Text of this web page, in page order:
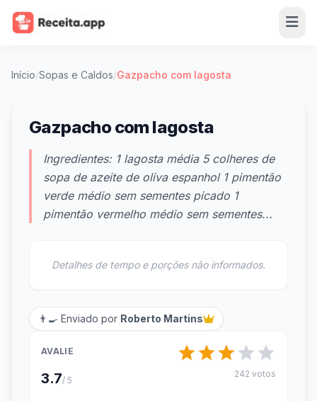
Início/Sopas e Caldos/Gazpacho com lagosta
Gazpacho com lagosta
Ingredientes: 1 lagosta média 5 colheres de
sopa de azeite de oliva espanhol 1 pimentão
verde médio sem sementes picado 1
pimentão vermelho médio sem sementes...
Detalhes de tempo e porções não informados.
👨‍🍳 Enviado por Roberto Martins
AVALIE
3.7/ 5
242 votos